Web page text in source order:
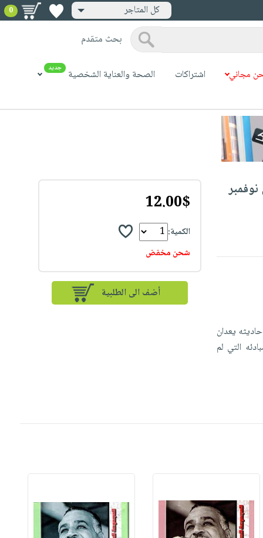
كل المتاجر 0
بحث متقدم
مجاني اشتراكات الصحة والعناية الشخصية جديد
يعدان
التي لم
12.00$
الكمية:
شحن مخفض
أضف الى الطلبية